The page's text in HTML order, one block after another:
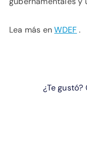
Lea más enWDEF .
¿Te